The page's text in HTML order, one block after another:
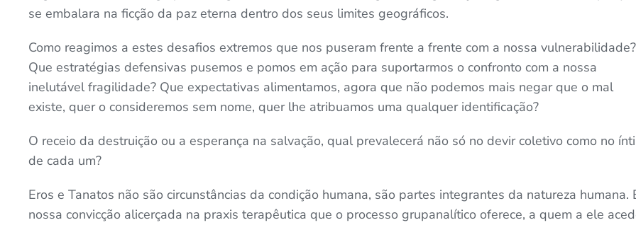
se embalara na ficção da paz eterna dentro dos seus limites geográficos.
Como reagimos a estes desafios extremos que nos puseram frente a frente com a nossa vulnerabilidade?
Que estratégias defensivas pusemos e pomos em ação para suportarmos o confronto com a nossa
inelutável fragilidade? Que expectativas alimentamos, agora que não podemos mais negar que o mal
existe, quer o consideremos sem nome, quer lhe atribuamos uma qualquer identificação?
O receio da destruição ou a esperança na salvação, qual prevalecerá não só no devir coletivo como no
de cada um?
Eros e Tanatos não são circunstâncias da condição humana, são partes integrantes da natureza humana.
nossa convicção alicerçada na praxis terapêutica que o processo grupanalítico oferece, a quem a ele